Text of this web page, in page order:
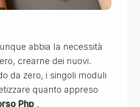
abbia la necessità
crearne dei nuovi.
da zero, i singoli moduli
quanto appreso
Php .